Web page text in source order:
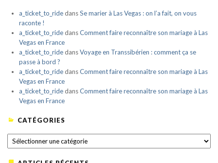
a_ticket_to_ridedansSe marier à Las Vegas : on l’a fait, on vous
raconte !
a_ticket_to_ridedansComment faire reconnaître son mariage à Las
Vegas en France
a_ticket_to_ridedansVoyage en Transsibérien : comment ça se
passe à bord ?
a_ticket_to_ridedansComment faire reconnaître son mariage à Las
Vegas en France
a_ticket_to_ridedansComment faire reconnaître son mariage à Las
Vegas en France
CATÉGORIES
CATÉGORIES